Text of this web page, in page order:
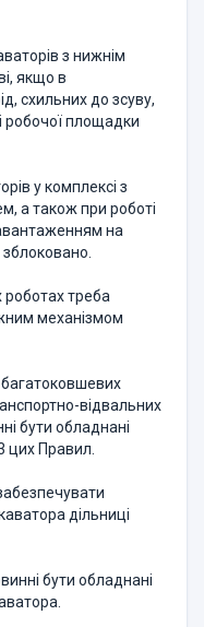
з нижнім
якщо в
схильних до зсуву,
робочої площадки
у комплексі з
а також при роботі
на
треба
механізмом
багатоковшевих
відвальних
бути обладнані
цих Правил.
дільниці
бути обладнані